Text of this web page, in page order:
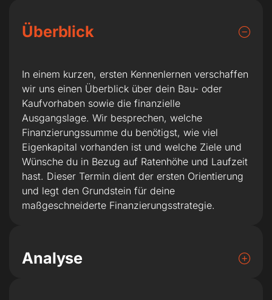
Überblick
In einem kurzen, ersten Kennenlernen verschaffen
wir uns einen Überblick über dein Bau- oder
Kaufvorhaben sowie die finanzielle
Ausgangslage. Wir besprechen, welche
Finanzierungssumme du benötigst, wie viel
Eigenkapital vorhanden ist und welche Ziele und
Wünsche du in Bezug auf Ratenhöhe und Laufzeit
hast. Dieser Termin dient der ersten Orientierung
und legt den Grundstein für deine
maßgeschneiderte Finanzierungsstrategie.
Analyse